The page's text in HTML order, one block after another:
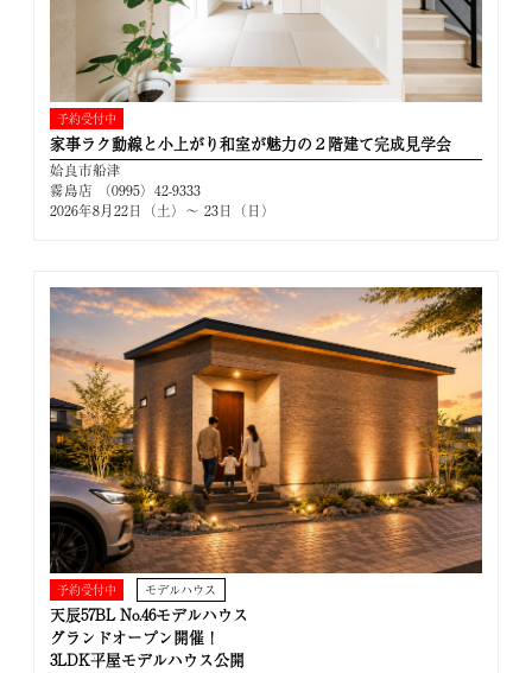
予約受付中
家事ラク動線と小上がり和室が魅力の２階建て完成見学会
姶良市船津
霧島店 （0995）42-9333
2026年8月22日（土）～ 23日（日）
予約受付中 モデルハウス
天辰57BL No.46モデルハウス
グランドオープン開催！
3LDK平屋モデルハウス公開